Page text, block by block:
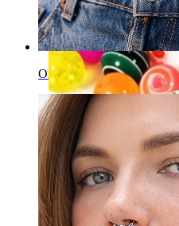
Ombligo
Materiales De Joyas Para